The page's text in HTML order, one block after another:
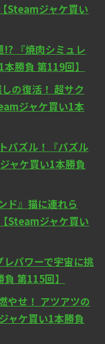
Steamジャケ買い
『焼肉シミュレ
勝負 第119回】
の復活！ 超サク
ジャケ買い1本
パズル！『パズル
ャケ買い1本勝負
ド』猫に連れら
Steamジャケ買い
レパワーで宇宙に挑
第115回】
やせ！ アツアツの
ャケ買い1本勝負